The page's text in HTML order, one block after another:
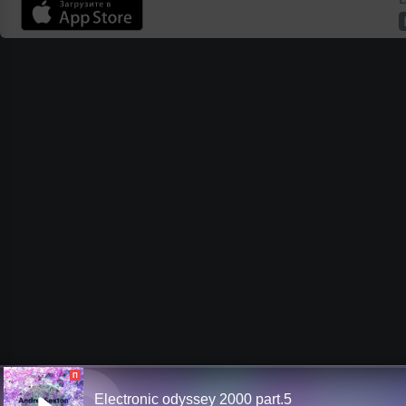
П
Electronic odyssey 2000 part.5